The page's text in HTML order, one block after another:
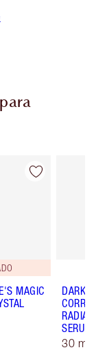
Artículo 2 de 7
MAGIC
DARK
SERUM
30 ml